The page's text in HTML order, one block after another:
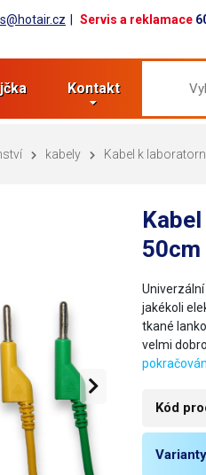
Servis a reklamace
Kontakt
kabely Kabel k
50cm
jakékoli
tkané
velmi
Kód